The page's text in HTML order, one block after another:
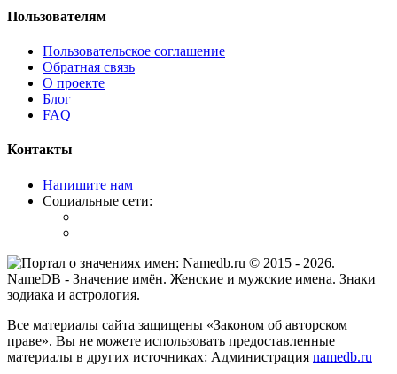
Пользователям
Пользовательское соглашение
Обратная связь
О проекте
Блог
FAQ
Контакты
Напишите нам
Социальные сети:
© 2015 - 2026.
NameDB - Значение имён. Женские и мужские имена. Знаки
зодиака и астрология.
Все материалы сайта защищены «Законом об авторском
праве». Вы не можете использовать предоставленные
материалы в других источниках: Администрация namedb.ru